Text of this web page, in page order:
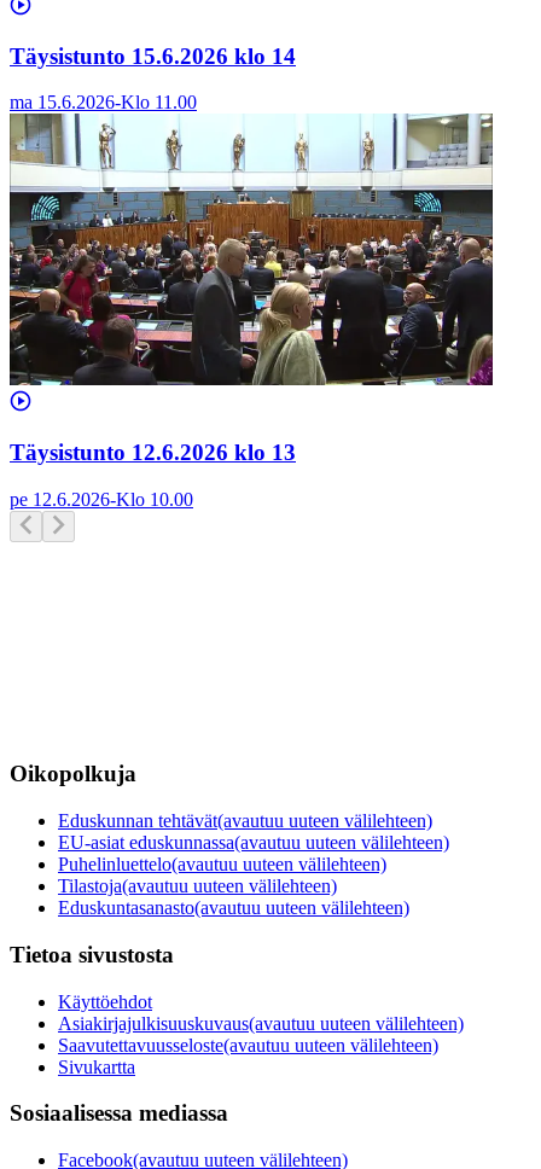
Täysistunto 15.6.2026 klo 14
ma 15.6.2026-Klo 11.00
Täysistunto 12.6.2026 klo 13
pe 12.6.2026-Klo 10.00
Oikopolkuja
Eduskunnan tehtävät(avautuu uuteen välilehteen)
EU-asiat eduskunnassa(avautuu uuteen välilehteen)
Puhelinluettelo(avautuu uuteen välilehteen)
Tilastoja(avautuu uuteen välilehteen)
Eduskuntasanasto(avautuu uuteen välilehteen)
Tietoa sivustosta
Käyttöehdot
Asiakirjajulkisuuskuvaus(avautuu uuteen välilehteen)
Saavutettavuusseloste(avautuu uuteen välilehteen)
Sivukartta
Sosiaalisessa mediassa
Facebook(avautuu uuteen välilehteen)